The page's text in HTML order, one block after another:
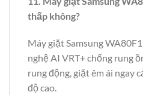
thấp không?
Máy giặt Samsung
nghệ AI VRT+ chống rung
rung động, giặt êm ái ngay
độ cao.